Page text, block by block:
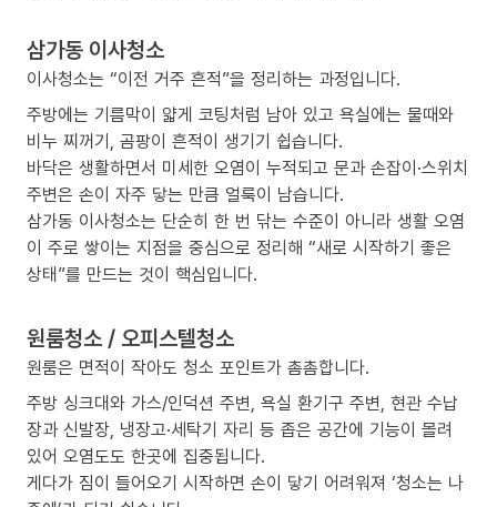
삼가동 이사청소
이사청소는 “이전 거주 흔적”을 정리하는 과정입니다.
주방에는 기름막이 얇게 코팅처럼 남아 있고 욕실에는 물때와
비누 찌꺼기, 곰팡이 흔적이 생기기 쉽습니다.
바닥은 생활하면서 미세한 오염이 누적되고 문과 손잡이·스위치
주변은 손이 자주 닿는 만큼 얼룩이 남습니다.
삼가동 이사청소는 단순히 한 번 닦는 수준이 아니라 생활 오염
이 주로 쌓이는 지점을 중심으로 정리해 “새로 시작하기 좋은
상태”를 만드는 것이 핵심입니다.
원룸청소 / 오피스텔청소
원룸은 면적이 작아도 청소 포인트가 촘촘합니다.
주방 싱크대와 가스/인덕션 주변, 욕실 환기구 주변, 현관 수납
장과 신발장, 냉장고·세탁기 자리 등 좁은 공간에 기능이 몰려
있어 오염도도 한곳에 집중됩니다.
게다가 짐이 들어오기 시작하면 손이 닿기 어려워져 ‘청소는 나